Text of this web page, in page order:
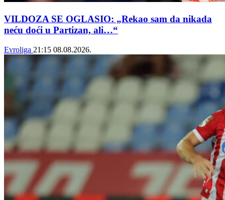
VILDOZA SE OGLASIO: „Rekao sam da nikada
neću doći u Partizan, ali…“
Evroliga 21:15 08.08.2026.